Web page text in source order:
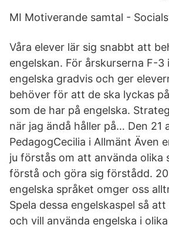
MI Motiverande samtal -
Våra elever lär sig snabbt att
engelskan. För årskurserna F-
engelska gradvis och ger
behöver för att de ska lyckas
som de har på engelska.
när jag ändå håller på… Den 21
PedagogCecilia i Allmänt Även
ju förstås om att använda olika
förstå och göra sig förstådd.
engelska språket omger oss
Spela dessa engelskaspel så
och vill använda engelska i